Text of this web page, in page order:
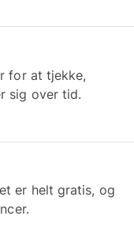
for at tjekke,
sig over tid.
er helt gratis, og